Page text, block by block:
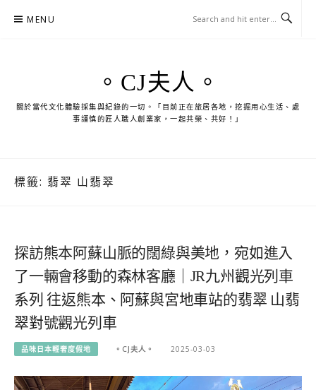
MENU
。CJ夫人。
關於當代文化體驗採集與紀錄的一切。「目前正在旅居各地，挖掘用心生活、處
事謹慎的匠人職人創業家，一起共榮、共好！」
標籤: 翡翠 山翡翠
探訪熊本阿蘇山脈的闊綠與美地，宛如進入
了一輛會移動的森林客廳｜JR九州觀光列車
系列 往返熊本、阿蘇與宮地車站的翡翠 山翡
翠對號觀光列車
品味日本輕奢度假地 。CJ夫人。 2025-03-03